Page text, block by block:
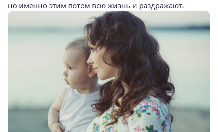
но именно этим потом всю жизнь и раздражают.